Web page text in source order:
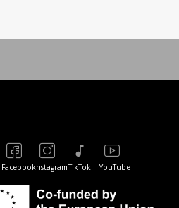
FacebookInstagramTikTok YouTube